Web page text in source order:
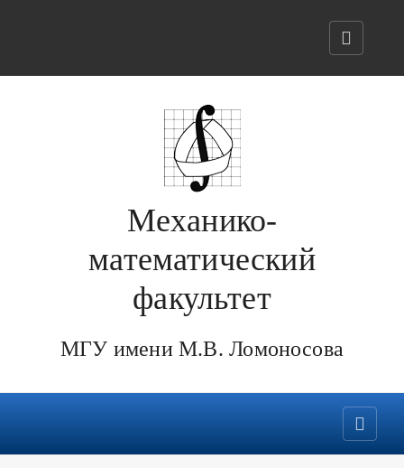
Механико-
математический
факультет
МГУ имени М.В. Ломоносова